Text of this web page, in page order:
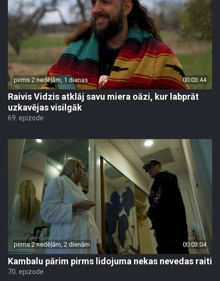
pirms 2 nedēļām, 1 dienas 00:03:44
Raivis Vidzis atklāj savu miera oāzi, kur labprāt
uzkavējas visilgāk
69. epizode
pirms 2 nedēļām, 2 dienām 00:03:04
Kambalu pārim pirms lidojuma nekas nevedas raiti
70. epizode